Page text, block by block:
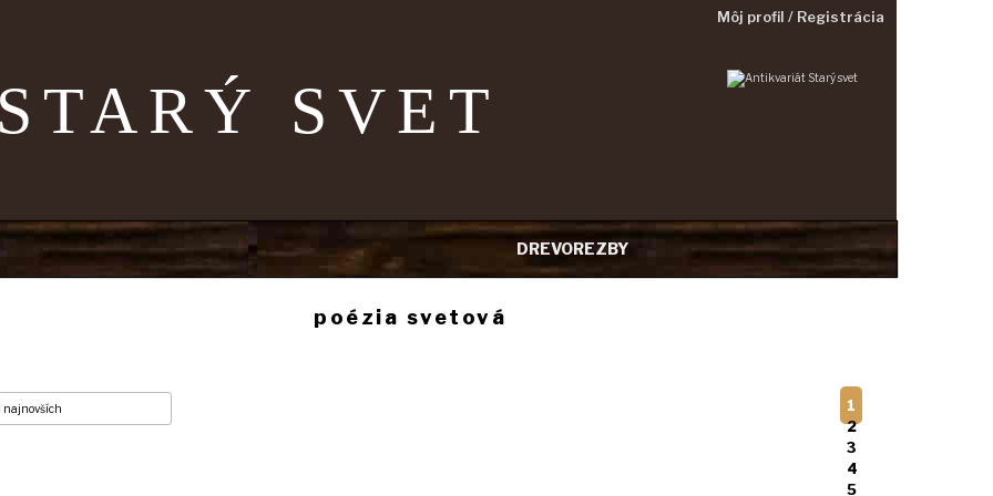
Môj profil / Registrácia
STARÝ SVET
DREVOREZBY
poézia svetová
1
2
3
4
5